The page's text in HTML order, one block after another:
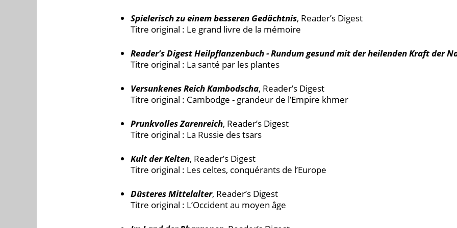
Spielerisch zu einem besseren Gedächtnis, Reader’s Digest
Titre original : Le grand livre de la mémoire
Reader’s Digest Heilpflanzenbuch - Rundum gesund mit der heilenden Kraft der
Titre original : La santé par les plantes
Versunkenes Reich Kambodscha, Reader’s Digest
Titre original : Cambodge - grandeur de l’Empire khmer
Prunkvolles Zarenreich, Reader’s Digest
Titre original : La Russie des tsars
Kult der Kelten, Reader’s Digest
Titre original : Les celtes, conquérants de l’Europe
Düsteres Mittelalter, Reader’s Digest
Titre original : L’Occident au moyen âge